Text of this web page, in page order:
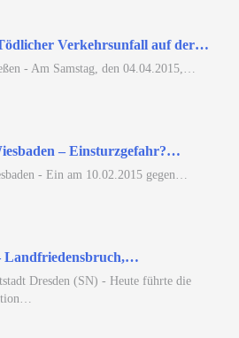
Verkehrsunfall auf der…
- Am Samstag, den 04.04.2015,…
– Einsturzgefahr?…
- Ein am 10.02.2015 gegen…
Landfriedensbruch,…
Dresden (SN) - Heute führte die